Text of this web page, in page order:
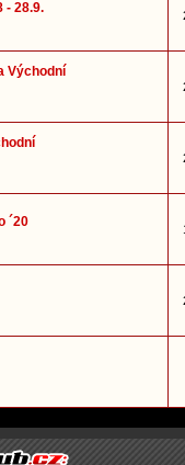
- 28.9.
Východní
´20